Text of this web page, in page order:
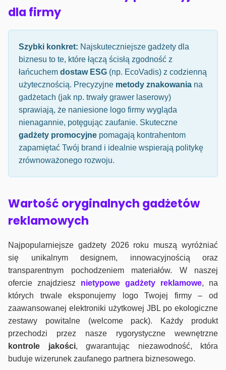
dla firmy
Szybki konkret: Najskuteczniejsze gadżety dla
biznesu to te, które łączą ścisłą zgodność z
łańcuchem dostaw ESG (np. EcoVadis) z codzienną
użytecznością. Precyzyjne metody znakowania na
gadżetach (jak np. trwały grawer laserowy)
sprawiają, że naniesione logo firmy wygląda
nienagannie, potęgując zaufanie. Skuteczne
gadżety promocyjne pomagają kontrahentom
zapamiętać Twój brand i idealnie wspierają politykę
zrównoważonego rozwoju.
Wartość oryginalnych gadżetów
reklamowych
Najpopularniejsze gadżety 2026 roku muszą wyróżniać
się unikalnym designem, innowacyjnością oraz
transparentnym pochodzeniem materiałów. W naszej
ofercie znajdziesz nietypowe gadżety reklamowe, na
których trwale eksponujemy logo Twojej firmy – od
zaawansowanej elektroniki użytkowej JBL po ekologiczne
zestawy powitalne (welcome pack). Każdy produkt
przechodzi przez nasze rygorystyczne wewnętrzne
kontrole jakości, gwarantując niezawodność, która
buduje wizerunek zaufanego partnera biznesowego.